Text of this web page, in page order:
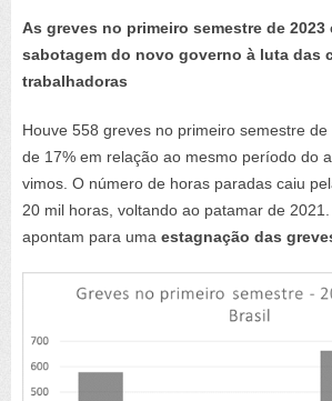
As greves no primeiro semestre de 2023
sabotagem do novo governo à luta das
trabalhadoras
Houve 558 greves no primeiro semestre
de 17% em relação ao mesmo período do
vimos. O número de horas paradas caiu
20 mil horas, voltando ao patamar de
apontam para uma estagnação das